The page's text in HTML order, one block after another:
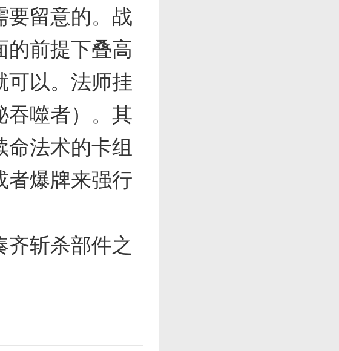
要留意的。战
的前提下叠高
可以。法师挂
吞噬者）。其
法术的卡组
者爆牌来强行
齐斩杀部件之